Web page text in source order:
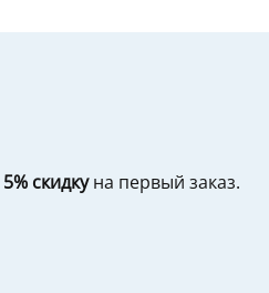
5% скидкуна первый заказ.